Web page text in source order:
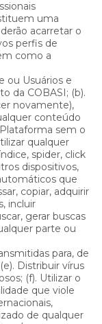
uma
acarretar o
perfis de
como a
ou Usuários e
da COBASI; (b).
novamente),
conteúdo
sem o
qualquer
spider, click
dispositivos,
que
copiar, adquirir
incluir
gerar buscas
parte ou
para, de
Distribuir vírus
(f). Utilizar o
que viole
de qualquer